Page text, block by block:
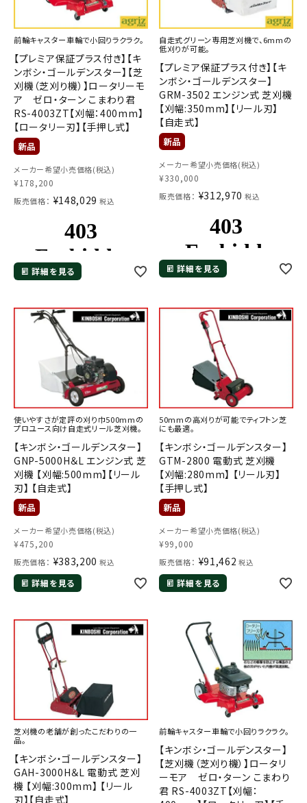
前輪キャスター車輪で小回りラクラク。
【プレミア保証プラス付き】【キ
ンボシ・ゴールデンスター】【芝
刈機（芝刈り機）】ロータリーモ
ア ゼロ・ターン こまわり君
RS-4003ZT【刈幅：400mm】
【ロータリー刃】【手押し式】
メーカー希望小売価格(税込)
¥178,200
販売価格： ¥148,029 税込
詳細を見る
自走式グリーン専用芝刈機で、6mmの
低刈りが可能。
【プレミア保証プラス付き】【キ
ンボシ・ゴールデンスター】
GRM-3502 エンジン式 芝刈機
【刈幅:350mm】【リール刃】
【自走式】
メーカー希望小売価格(税込)
¥330,000
販売価格： ¥312,970 税込
詳細を見る
使いやすさが定評の刈り巾500mmの
プロユース向け自走式リール芝刈機。
【キンボシ・ゴールデンスター】
GNP-5000H＆L エンジン式 芝
刈機 【刈幅:500mm】【リール
刃】 【自走式】
メーカー希望小売価格(税込)
¥475,200
販売価格： ¥383,200 税込
詳細を見る
50mmの高刈りが可能でティフトン芝
にも最適。
【キンボシ・ゴールデンスター】
GTM-2800 電動式 芝刈機
【刈幅:280mm】 【リール刃】
【手押し式】
メーカー希望小売価格(税込)
¥99,000
販売価格： ¥91,462 税込
詳細を見る
芝刈機の老舗が創ったこだわりの一
品。
【キンボシ・ゴールデンスター】
GAH-3000H＆L 電動式 芝刈
機 【刈幅:300mm】 【リール
刃】【自走式】
前輪キャスター車輪で小回りラクラク。
【キンボシ・ゴールデンスター】
【芝刈機（芝刈り機）】ロータリ
ーモア ゼロ・ターン こまわり
君 RS-4003ZT【刈幅：